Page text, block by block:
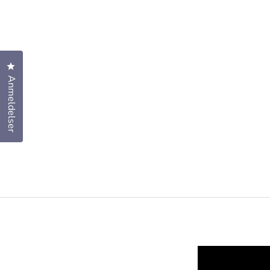
Anmeldelser
Klik for at åbne anmeldelsesdialogboksen